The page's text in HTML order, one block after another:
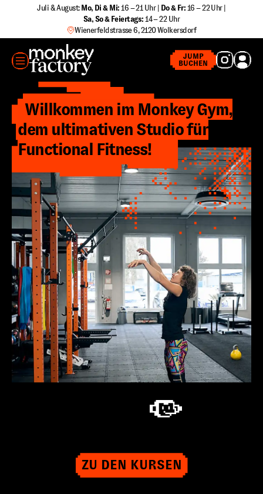
springen
Juli & August: Mo, Di & Mi: 16 – 21 Uhr | Do & Fr: 16 – 22 Uhr |
Sa, So & Feiertags: 14 – 22 Uhr
Wienerfeldstrasse 6, 2120 Wolkersdorf
JUMP
BUCHEN
MENÜ
Willkommen im Monkey Gym,
dem ultimativen Studio für
Functional Fitness!
ZU DEN KURSEN